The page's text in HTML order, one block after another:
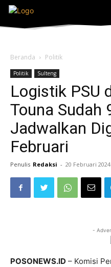
Beranda Politik
Politik Sulteng
Logistik PSU
Touna Sudah
Jadwalkan
Februari
Penulis Redaksi - 20 Februari 2024
-
POSONEWS.ID – Komisi